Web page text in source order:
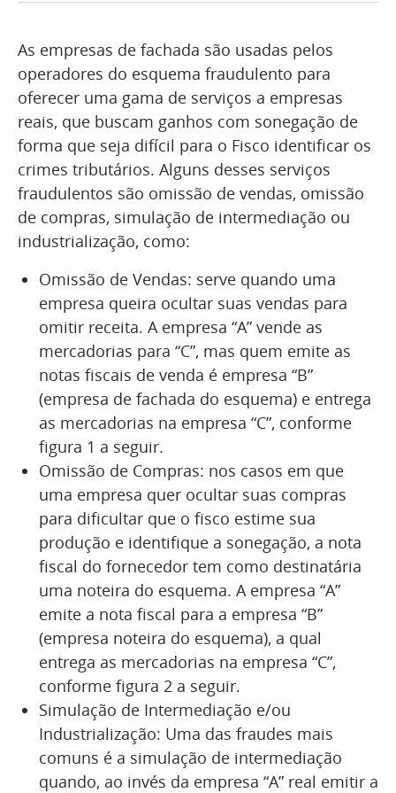
As empresas de fachada são usadas pelos
operadores do esquema fraudulento para
oferecer uma gama de serviços a empresas
reais, que buscam ganhos com sonegação de
forma que seja difícil para o Fisco identificar os
crimes tributários. Alguns desses serviços
fraudulentos são omissão de vendas, omissão
de compras, simulação de intermediação ou
industrialização, como:
Omissão de Vendas: serve quando uma
empresa queira ocultar suas vendas para
omitir receita. A empresa “A” vende as
mercadorias para “C”, mas quem emite as
notas fiscais de venda é empresa “B”
(empresa de fachada do esquema) e entrega
as mercadorias na empresa “C”, conforme
figura 1 a seguir.
Omissão de Compras: nos casos em que
uma empresa quer ocultar suas compras
para dificultar que o fisco estime sua
produção e identifique a sonegação, a nota
fiscal do fornecedor tem como destinatária
uma noteira do esquema. A empresa “A”
emite a nota fiscal para a empresa “B”
(empresa noteira do esquema), a qual
entrega as mercadorias na empresa “C”,
conforme figura 2 a seguir.
Simulação de Intermediação e/ou
Industrialização: Uma das fraudes mais
comuns é a simulação de intermediação
quando, ao invés da empresa “A” real emitir a